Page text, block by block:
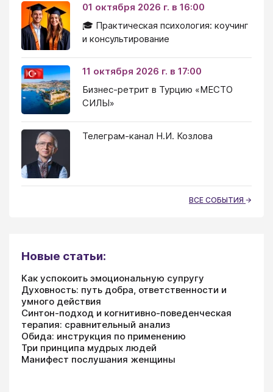
01 октября 2026 г. в 16:00
🎓 Практическая психология: коучинг
и консультирование
11 октября 2026 г. в 17:00
Бизнес-ретрит в Турцию «МЕСТО
СИЛЫ»
Телеграм-канал Н.И. Козлова
ВСЕ СОБЫТИЯ
Новые статьи:
Как успокоить эмоциональную супругу
Духовность: путь добра, ответственности и
умного действия
Синтон-подход и когнитивно-поведенческая
терапия: сравнительный анализ
Обида: инструкция по применению
Три принципа мудрых людей
Манифест послушания женщины